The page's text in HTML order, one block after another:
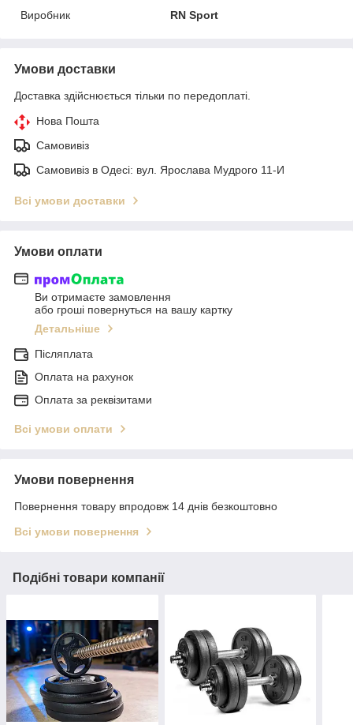
Виробник
RN Sport
Умови доставки
Доставка здійснюється тільки по передоплаті.
Нова Пошта
Самовивіз
Самовивіз в Одесі: вул. Ярослава Мудрого 11-И
Всі умови доставки
Умови оплати
Ви отримаєте замовлення
або гроші повернуться на вашу картку
Детальніше
Післяплата
Оплата на рахунок
Оплата за реквізитами
Всі умови оплати
Умови повернення
Повернення товару впродовж 14 днів безкоштовно
Всі умови повернення
Подібні товари компанії